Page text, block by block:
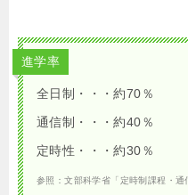
進学率
全日制・・・約70％
通信制・・・約40％
定時性・・・約30％
参照：文部科学省「定時制課程・通